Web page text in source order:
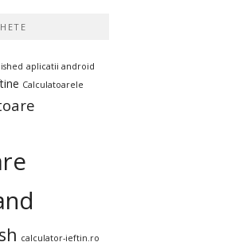
aplicatii android
Calculatoarele
calculator-ieftin.ro